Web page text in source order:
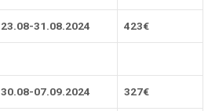
23.08-31.08.2024 423€
30.08-07.09.2024 327€